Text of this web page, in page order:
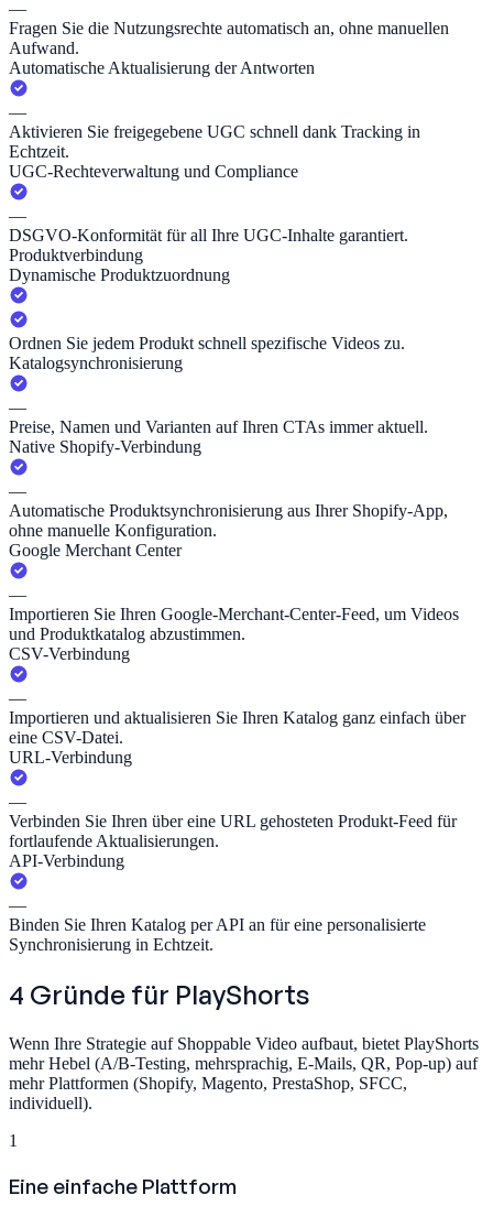
—
Fragen Sie die Nutzungsrechte automatisch an, ohne manuellen
Aufwand.
Automatische Aktualisierung der Antworten
—
Aktivieren Sie freigegebene UGC schnell dank Tracking in
Echtzeit.
UGC-Rechteverwaltung und Compliance
—
DSGVO-Konformität für all Ihre UGC-Inhalte garantiert.
Produktverbindung
Dynamische Produktzuordnung
Ordnen Sie jedem Produkt schnell spezifische Videos zu.
Katalogsynchronisierung
—
Preise, Namen und Varianten auf Ihren CTAs immer aktuell.
Native Shopify-Verbindung
—
Automatische Produktsynchronisierung aus Ihrer Shopify-App,
ohne manuelle Konfiguration.
Google Merchant Center
—
Importieren Sie Ihren Google-Merchant-Center-Feed, um Videos
und Produktkatalog abzustimmen.
CSV-Verbindung
—
Importieren und aktualisieren Sie Ihren Katalog ganz einfach über
eine CSV-Datei.
URL-Verbindung
—
Verbinden Sie Ihren über eine URL gehosteten Produkt-Feed für
fortlaufende Aktualisierungen.
API-Verbindung
—
Binden Sie Ihren Katalog per API an für eine personalisierte
Synchronisierung in Echtzeit.
4 Gründe für PlayShorts
Wenn Ihre Strategie auf Shoppable Video aufbaut, bietet PlayShorts
mehr Hebel (A/B-Testing, mehrsprachig, E-Mails, QR, Pop-up) auf
mehr Plattformen (Shopify, Magento, PrestaShop, SFCC,
individuell).
1
Eine einfache Plattform